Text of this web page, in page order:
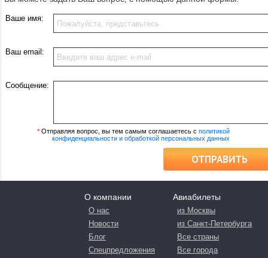
Ваше имя:
Ваш email:
Сообщение:
* Отправляя вопрос, вы тем самым соглашаетесь с политикой
конфиденциальности и обработкой персональных данных
ОТПРАВИТЬ
О компании
О нас
Новости
Блог
Спецпредложения
Авиабилеты
из Москвы
из Санкт-Петербурга
Все страны
Все города